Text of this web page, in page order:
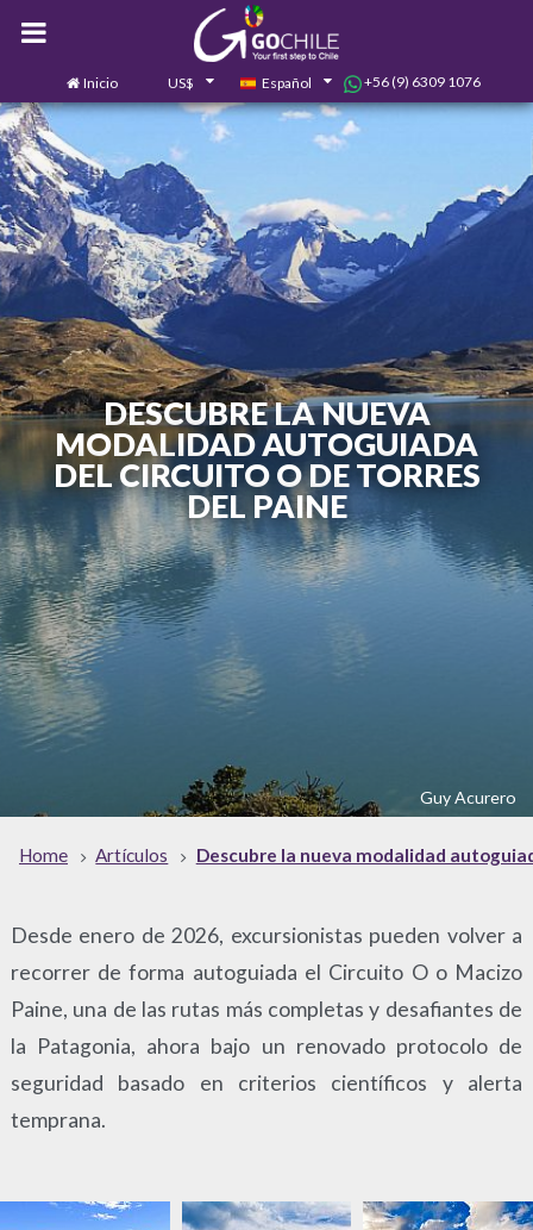
Inicio US$ Español +56 (9) 6309 1076
Contáctanos
DESCUBRE LA NUEVA
MODALIDAD AUTOGUIADA
DEL CIRCUITO O DE TORRES
DEL PAINE
Guy Acurero
Home Artículos Descubre la nueva modalidad
Desde enero de 2026, excursionistas pueden volver a
recorrer de forma autoguiada el Circuito O o Macizo
Paine, una de las rutas más completas y desafiantes de
la Patagonia, ahora bajo un renovado protocolo de
seguridad basado en criterios científicos y alerta
temprana.